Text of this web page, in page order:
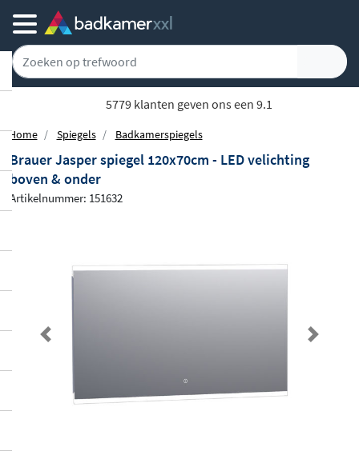
5779 klanten geven ons een 9.1
Home Spiegels Badkamerspiegels
Brauer Jasper spiegel 120x70cm - LED velichting
boven & onder
Artikelnummer: 151632
Previous Next